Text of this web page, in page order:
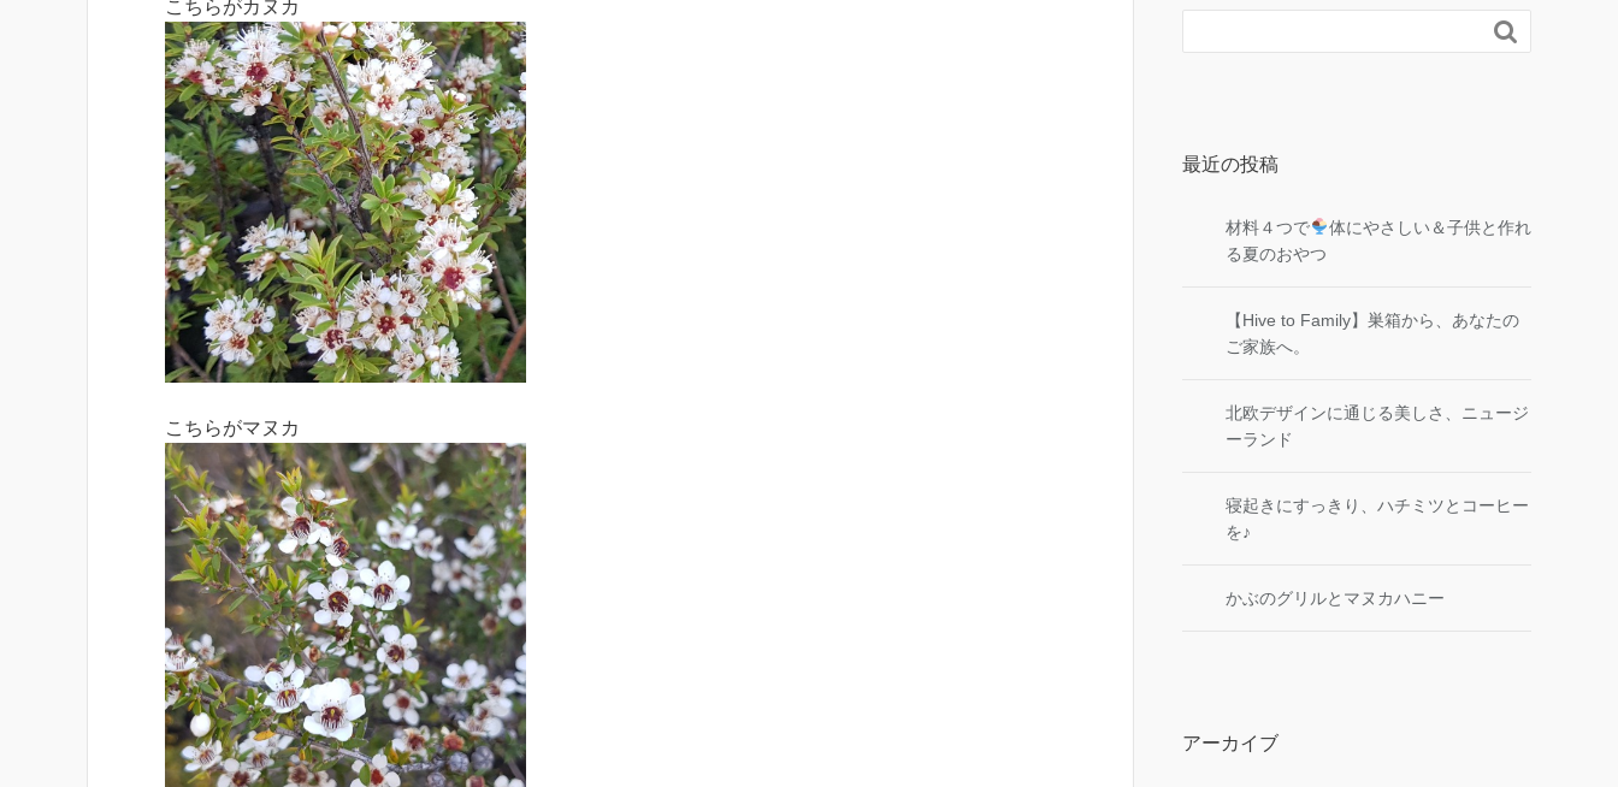
こちらがカヌカ
こちらがマヌカ

最近の投稿
材料４つで
体にやさしい＆子供と作れ
る夏のおやつ
【Hive to Family】巣箱から、あなたの
ご家族へ。
北欧デザインに通じる美しさ、ニュージ
ーランド
寝起きにすっきり、ハチミツとコーヒー
を♪
かぶのグリルとマヌカハニー
アーカイブ